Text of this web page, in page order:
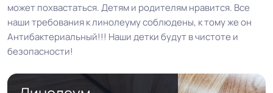
может похвастаться. Детям и родителям нравится. Все
наши требования к линолеуму соблюдены, к тому же он
Антибактериальный!!! Наши детки будут в чистоте и
безопасности!